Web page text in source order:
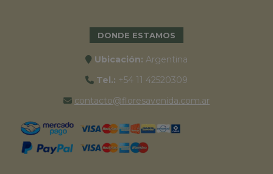
DONDE ESTAMOS
Ubicación: Argentina
Tel.: +54 11 42520309
contacto@floresavenida.com.ar